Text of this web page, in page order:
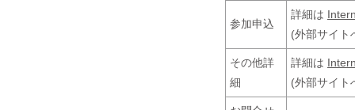
参加申込
詳細は
(外部サイト
その他詳
細
詳細は
(外部サイト